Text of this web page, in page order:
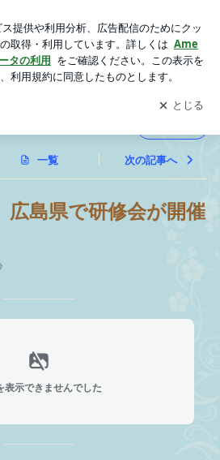
ブログの更新通知
を受け取りまし
開く
一覧 次の記事へ
島県で研修会が開催
表示できませんでした